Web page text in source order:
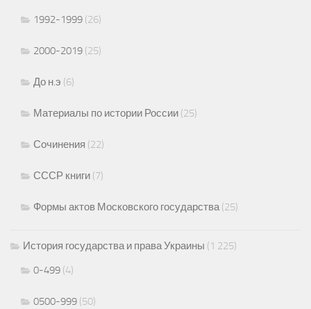
1992-1999 (26)
2000-2019 (25)
До н.э (6)
Материалы по истории России (25)
Сочинения (22)
СССР книги (7)
Формы актов Московского государства(25)
История государства и права Украины (1 225)
0-499 (4)
0500-999 (50)